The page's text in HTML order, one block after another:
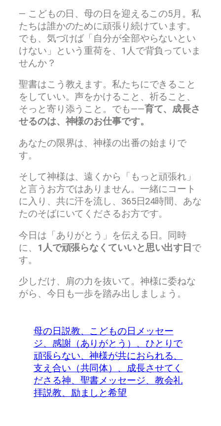
— こどもの日、母の日を迎えるこの5月。私
たちは誰かのために頑張り続けています。
でも、気づけば「自分が全部やらないとい
けない」という重荷を、1人で背負っていま
せんか？
聖書はこう教えます。私たちにできること
をしていい。声をかけること、祈ること、
そっと寄り添うこと。でも——育て、成長さ
せるのは、神様のお仕事です。
あなたの限界は、神様の出番の始まりで
す。
そして神様は、遠くから「もっと頑張れ」
と言うお方ではありません。一緒にコート
に入り、共に汗を流し、365日24時間、あな
たのそばにいてくださるお方です。
今日は「ありがとう」を伝える日。同時
に、 1人で頑張らなくていいと思い出す日 で
す。
少しだけ、肩の力を抜いて。神様に委ねな
がら、今日も一歩を踏み出しましょう。
母の日説教、こどもの日メッセー
ジ、感謝（ありがとう）、ひとりで
頑張らない、神様が共におられる、
支え合い（共同体）、成長させてく
ださる神、聖書メッセージ、教会礼
拝説教、励ましと希望